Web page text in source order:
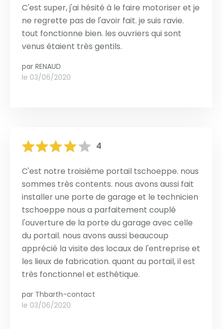
C'est super, j'ai hésité à le faire motoriser et je
ne regrette pas de l'avoir fait. je suis ravie.
tout fonctionne bien. les ouvriers qui sont
venus étaient très gentils.
par RENAUD
le 03/06/2020
4
C'est notre troisième portail tschoeppe. nous
sommes très contents. nous avons aussi fait
installer une porte de garage et le technicien
tschoeppe nous a parfaitement couplé
l'ouverture de la porte du garage avec celle
du portail. nous avons aussi beaucoup
apprécié la visite des locaux de l'entreprise et
les lieux de fabrication. quant au portail, il est
très fonctionnel et esthétique.
par Thbarth-contact
le 03/06/2020